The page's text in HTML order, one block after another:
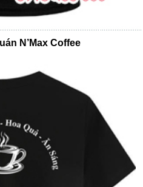
N’Max Coffee